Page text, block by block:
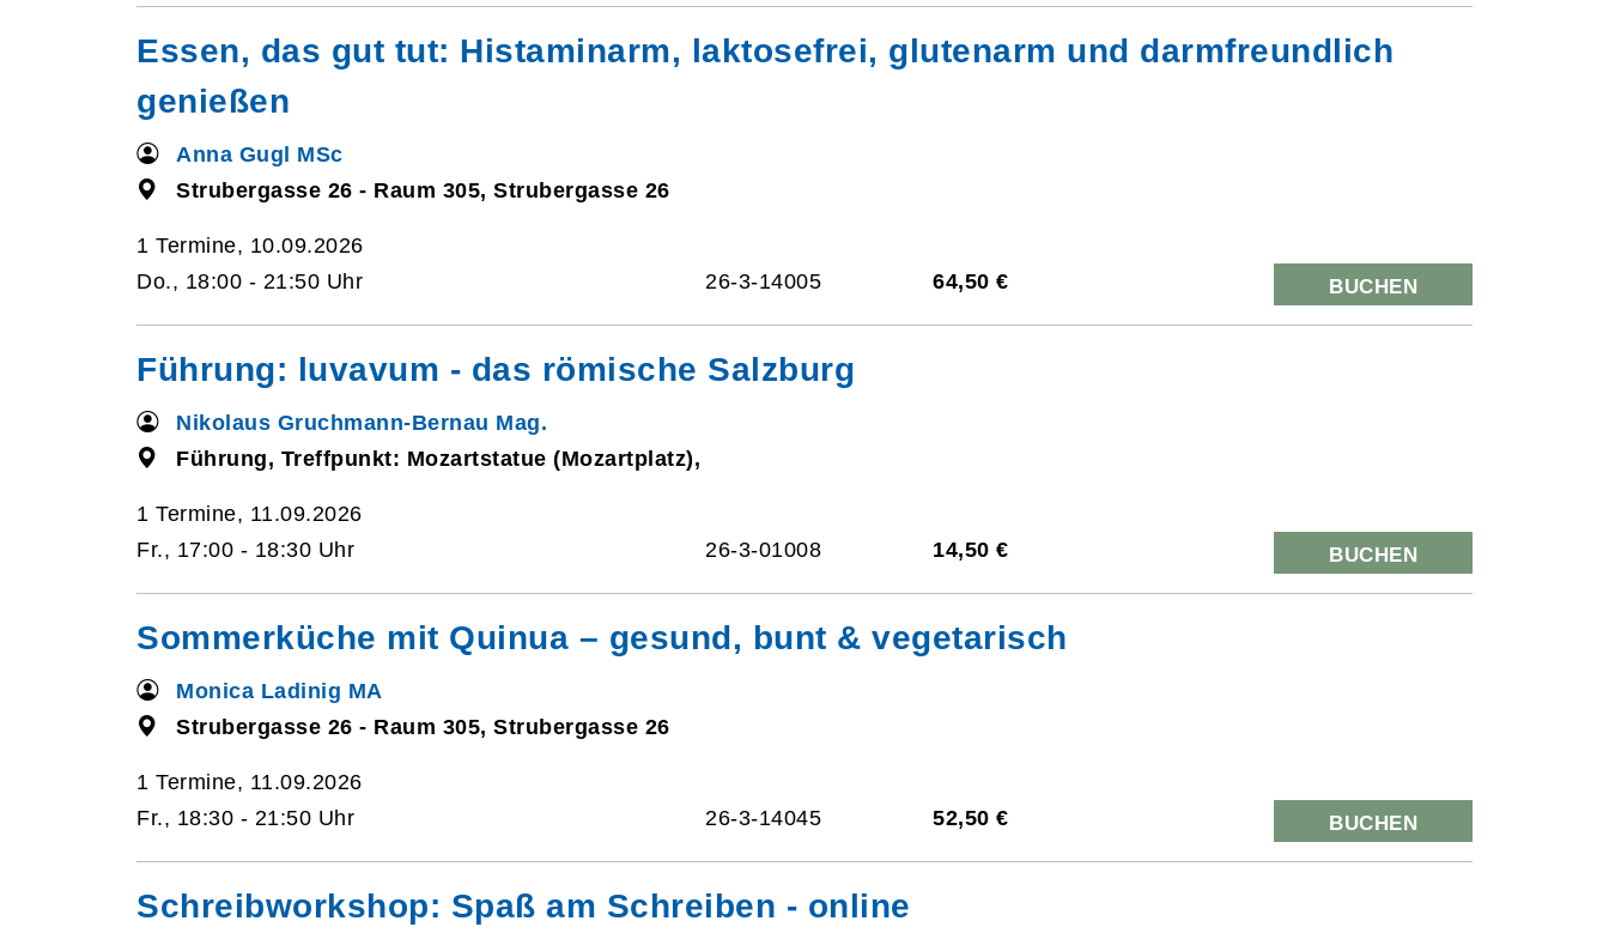
Essen, das gut tut: Histaminarm, laktosefrei, glutenarm und darmfreundlich
genießen
Anna Gugl MSc
Strubergasse 26 - Raum 305, Strubergasse 26
1 Termine, 10.09.2026
Do., 18:00 - 21:50 Uhr
26-3-14005 64,50 € BUCHEN
Führung: luvavum - das römische Salzburg
Nikolaus Gruchmann-Bernau Mag.
Führung, Treffpunkt: Mozartstatue (Mozartplatz),
1 Termine, 11.09.2026
Fr., 17:00 - 18:30 Uhr
26-3-01008 14,50 € BUCHEN
Sommerküche mit Quinua – gesund, bunt & vegetarisch
Monica Ladinig MA
Strubergasse 26 - Raum 305, Strubergasse 26
1 Termine, 11.09.2026
Fr., 18:30 - 21:50 Uhr
26-3-14045 52,50 € BUCHEN
Schreibworkshop: Spaß am Schreiben - online